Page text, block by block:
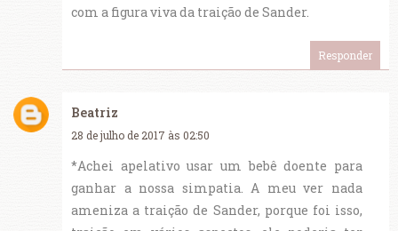
com a figura viva da traição de Sander.
Responder
Beatriz
28 de julho de 2017 às 02:50
*Achei apelativo usar um bebê doente para
ganhar a nossa simpatia. A meu ver nada
ameniza a traição de Sander, porque foi isso,